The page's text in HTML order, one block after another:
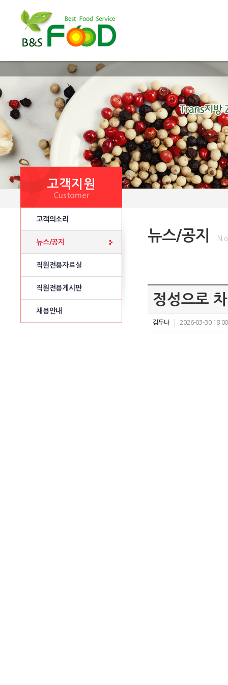
고객지원
Customer
고객의소리
뉴스/공지
직원전용자료실
직원전용게시판
채용안내
뉴스/공지
정성으로
김두나 2026-03-30